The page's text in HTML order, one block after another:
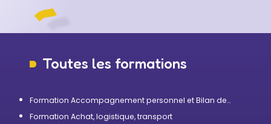
Toutes les formations
Formation Accompagnement personnel et Bilan de
Formation Achat, logistique, transport